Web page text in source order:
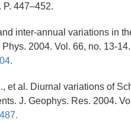
P. 447–452.
inter-annual variations in
2004. Vol. 66, no. 13-
et al. Diurnal variations of
J. Geophys. Res. 2004.